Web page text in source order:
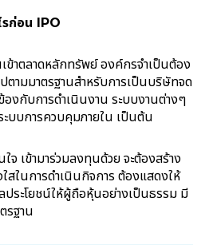
รก่อน IPO
เข้าตลาดหลักทรัพย์ องค์กรจำเป็นต้อง
ตามมาตรฐานสำหรับการเป็นบริษัทจด
งกับการดำเนินงาน ระบบงานต่างๆ
บบการควบคุมภายใน เป็นต้น
จ เข้ามาร่วมลงทุนด้วย จะต้องสร้าง
สในการดำเนินกิจการ ต้องแสดงให้
ประโยชน์ให้ผู้ถือหุ้นอย่างเป็นธรรม มี
รฐาน